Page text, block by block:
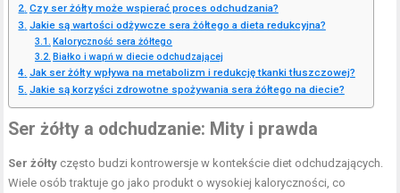
Czy ser żółty może wspierać proces odchudzania?
Jakie są wartości odżywcze sera żółtego a dieta redukcyjna?
Kaloryczność sera żółtego
Białko i wapń w diecie odchudzającej
Jak ser żółty wpływa na metabolizm i redukcję tkanki tłuszczowej?
Jakie są korzyści zdrowotne spożywania sera żółtego na diecie?
Ser żółty a odchudzanie: Mity i prawda
Ser żółty często budzi kontrowersje w kontekście diet odchudzających.
Wiele osób traktuje go jako produkt o wysokiej kaloryczności, co